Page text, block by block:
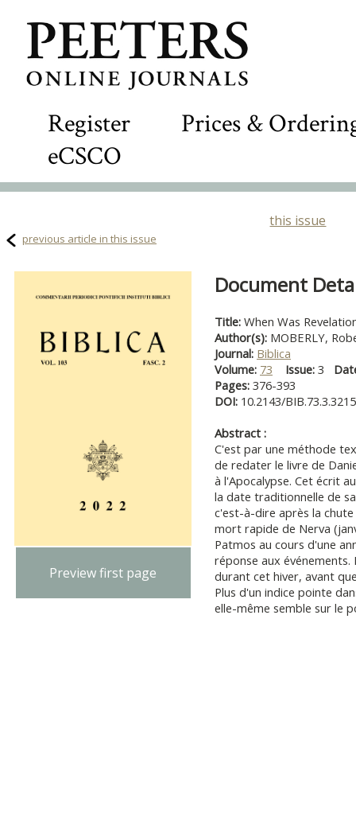
Register
Prices &
eCSCO
this issue
previous article in this issue
Preview first page
Document
Title: When Was
Author(s): MOBERLY,
Journal: Biblica
Volume: 73 Issue: 3
Pages: 376-393
DOI: 10.2143/
Abstract :
C'est par une méthode
de redater le livre de
à l'Apocalypse. Cet écrit
la date traditionnelle de
c'est-à-dire après la
mort rapide de Nerva
Patmos au cours d'une
réponse aux
durant cet hiver, avant
Plus d'un indice pointe
elle-même semble sur le